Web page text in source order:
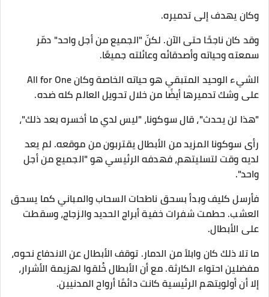
وكان يهدف إلى تدميره.
وقد كان ناجحًا حتى الآن. لكنّ "الجميع من أجل واحد" دمّر
سمعته وحياته وأصدقائه وعائلته جميعًا.
الشيء الوحيد المتبقي هو حياته الخاصة وكان All for One
على وشك تدميرها أيضًا من خلال تحويل العالم كله ضده.
"هذا لن يحدث"، قال سوكونا، "ليس لدي ما أخسره بعد ذلك"،
رأى سوكونا المزيد من الأبطال يقتربون من موقعه. لم يعد
لديه وقت لتسليتهم، فهدفه الرئيسي هو "الجميع من أجل
واحد".
فأرسل كليف وبدأ بسحق ناطحات السحاب والمباني كما يسحق
العشب. حطمت شفرات خفية أبراج الحديد والزجاج، وسقطت
على الأبطال.
ما تلا ذلك كان وابلاً من الدمار. توقف الأبطال عن الاندفاع نحوه،
مفضلين احتواء الكارثة. مع أن الأبطال خُلقوا لهزيمة الأشرار،
إلا أن أولويتهم الرئيسية كانت دائمًا أرواح المدنيين.